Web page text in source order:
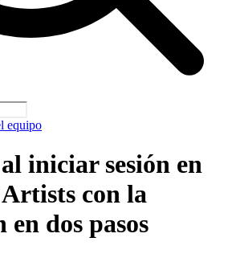
equipo
iniciar sesión en
con la
dos pasos